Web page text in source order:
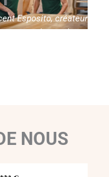
Esposito, créateur
NOUS